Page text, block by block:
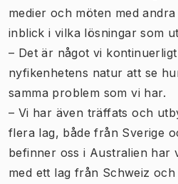
medier och möten med
inblick i vilka lösningar som
– Det är något vi
nyfikenhetens natur att se
samma problem som vi har.
– Vi har även träffats och
flera lag, både från Sverige
befinner oss i Australien har
med ett lag från Schweiz